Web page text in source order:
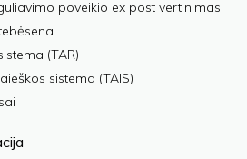
poveikio ex post vertinimas
(TAR)
sistema (TAIS)